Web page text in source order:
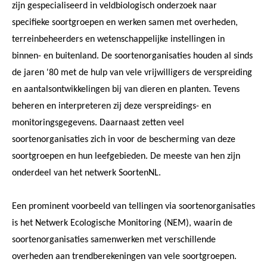
zijn gespecialiseerd in veldbiologisch onderzoek naar
specifieke soortgroepen en werken samen met overheden,
terreinbeheerders en wetenschappelijke instellingen in
binnen- en buitenland. De soortenorganisaties houden al sinds
de jaren '80 met de hulp van vele vrijwilligers de verspreiding
en aantalsontwikkelingen bij van dieren en planten. Tevens
beheren en interpreteren zij deze verspreidings- en
monitoringsgegevens. Daarnaast zetten veel
soortenorganisaties zich in voor de bescherming van deze
soortgroepen en hun leefgebieden. De meeste van hen zijn
onderdeel van het netwerk SoortenNL.
Een prominent voorbeeld van tellingen via soortenorganisaties
is het Netwerk Ecologische Monitoring (NEM), waarin de
soortenorganisaties samenwerken met verschillende
overheden aan trendberekeningen van vele soortgroepen.